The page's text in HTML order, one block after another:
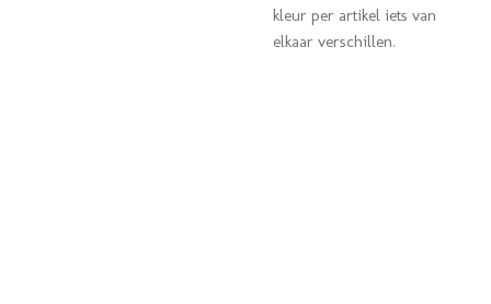
kleur per artikel iets van
elkaar verschillen.